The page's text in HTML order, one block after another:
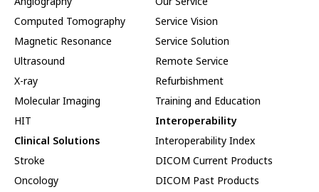
Computed Tomography
Magnetic Resonance
Ultrasound
X-ray
Molecular Imaging
HIT
Clinical Solutions
Stroke
Oncology
Service Vision
Service Solution
Remote Service
Refurbishment
Training and Education
Interoperability
Interoperability Index
DICOM Current Products
DICOM Past Products